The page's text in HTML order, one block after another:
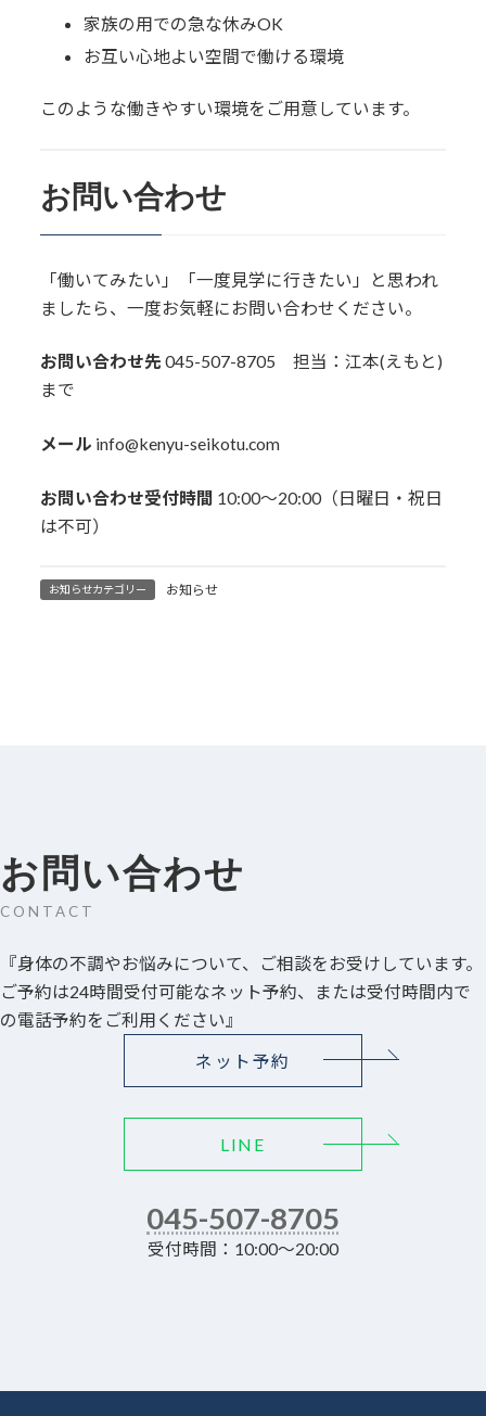
家族の用での急な休みOK
お互い心地よい空間で働ける環境
このような働きやすい環境をご用意しています。
お問い合わせ
「働いてみたい」「一度見学に行きたい」と思われ
ましたら、一度お気軽にお問い合わせください。
お問い合わせ先 045-507-8705 担当：江本(えもと)
まで
メール info@kenyu-seikotu.com
お問い合わせ受付時間 10:00〜20:00（日曜日・祝日
は不可）
お知らせカテゴリー お知らせ
お問い合わせ
CONTACT
『身体の不調やお悩みについて、ご相談をお受けしています。
ご予約は24時間受付可能なネット予約、または受付時間内で
の電話予約をご利用ください』
ネット予約
LINE
045-507-8705
受付時間：10:00～20:00